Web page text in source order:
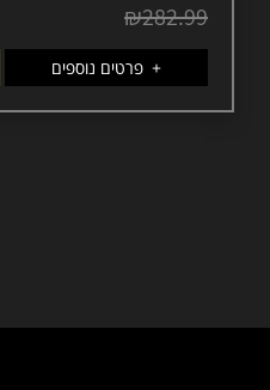
₪282.99
+ פרטים נוספים